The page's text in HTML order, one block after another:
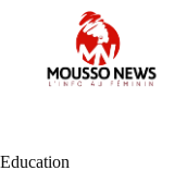
Education